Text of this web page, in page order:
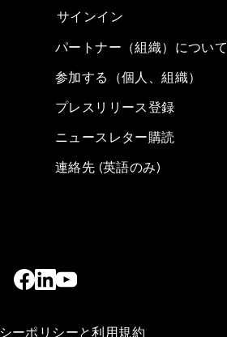
サインイン
パートナー（組織）について
参加する（個人、組織）
プレスリリース登録
ニュースレター購読
連絡先 (英語のみ)
ーポリシーと利用規約